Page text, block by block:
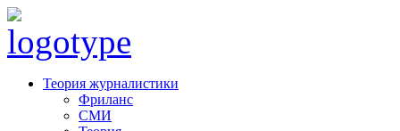
Теория журналистики
Фриланс
СМИ